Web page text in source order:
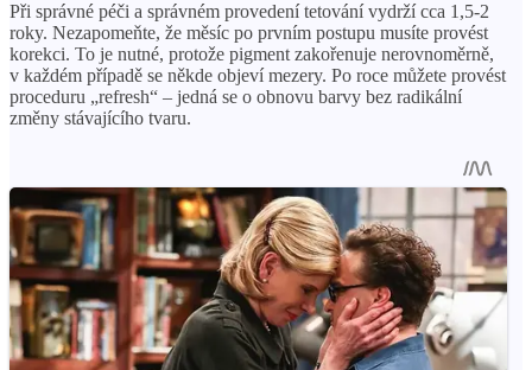
Při správné péči a správném provedení tetování vydrží cca 1,5-2
roky. Nezapomeňte, že měsíc po prvním postupu musíte provést
korekci. To je nutné, protože pigment zakořenuje nerovnoměrně,
v každém případě se někde objeví mezery. Po roce můžete provést
proceduru „refresh“ – jedná se o obnovu barvy bez radikální
změny stávajícího tvaru.